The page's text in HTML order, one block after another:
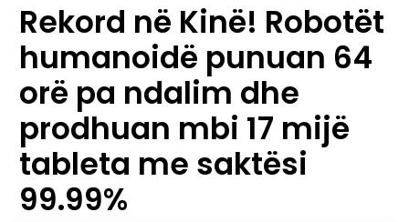
Rekord në Kinë! Robotët
humanoidë punuan 64
orë pa ndalim dhe
prodhuan mbi 17 mijë
tableta me saktësi
99.99%